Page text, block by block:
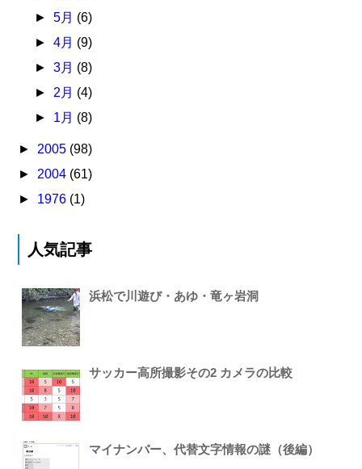
► 5月 (6)
► 4月 (9)
► 3月 (8)
► 2月 (4)
► 1月 (8)
► 2005 (98)
► 2004 (61)
► 1976 (1)
人気記事
浜松で川遊び・あゆ・竜ヶ岩洞
サッカー高所撮影その2 カメラの比較
マイナンバー、代替文字情報の謎（後編）